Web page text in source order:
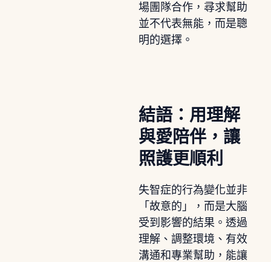
場團隊合作，尋求幫助
並不代表無能，而是聰
明的選擇。
結語：用理解
與愛陪伴，讓
照護更順利
失智症的行為變化並非
「故意的」，而是大腦
受到影響的結果。透過
理解、調整環境、有效
溝通和專業幫助，能讓